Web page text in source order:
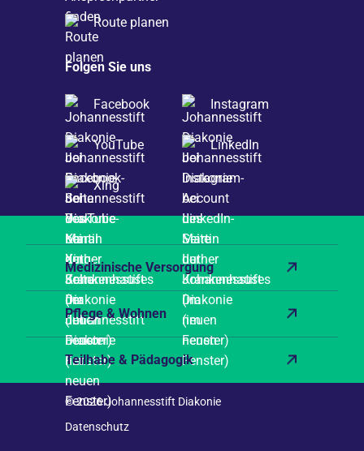
Route planen
Folgen Sie uns
Facebook Instagram
YouTube LinkedIn
Xing
Medizinische Versorgung
Pflege & Wohnen
Teilhabe & Pädagogik
© 2026 Johannesstift Diakonie
Datenschutz